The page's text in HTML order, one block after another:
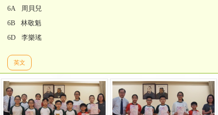
6A 周貝兒
6B 林敬魁
6D 李樂瑤
英文